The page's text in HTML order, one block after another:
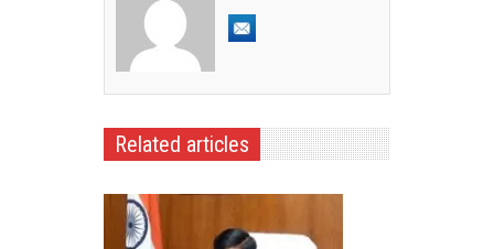
Related articles